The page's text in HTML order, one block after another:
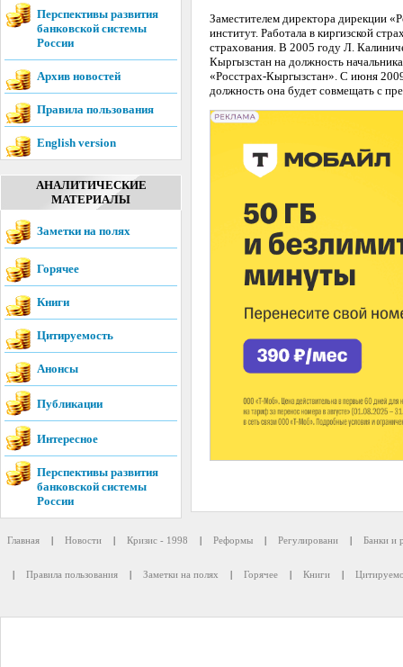
Перспективы развития
банковской системы
России
Архив новостей
Правила пользования
English version
АНАЛИТИЧЕСКИЕ
МАТЕРИАЛЫ
Заметки на полях
Горячее
Книги
Цитируемость
Анонсы
Публикации
Интересное
Перспективы развития
банковской системы
России
Заместителем директора дирекции
институт. Работала в киргизской
страхования. В 2005 году Л.
Кыргызстан на должность
«Росстрах-Кыргызстан». С июня
должность она будет совмещать с
Главная | Новости | Кризис - 1998 | Реформы | Регулировани | Банки и
| Правила пользования | Заметки на полях | Горячее | Книги |